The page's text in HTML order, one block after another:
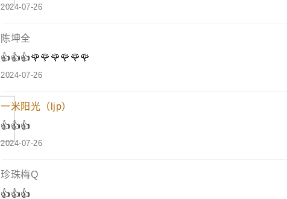
👍👍👍🌹🌹🌹
东北风的视界
👍👍👍🌹🌹🌹
2024-07-26
陈坤全
👍👍👍🌹🌹🌹🌹🌹🌹
一米阳光（ljp）